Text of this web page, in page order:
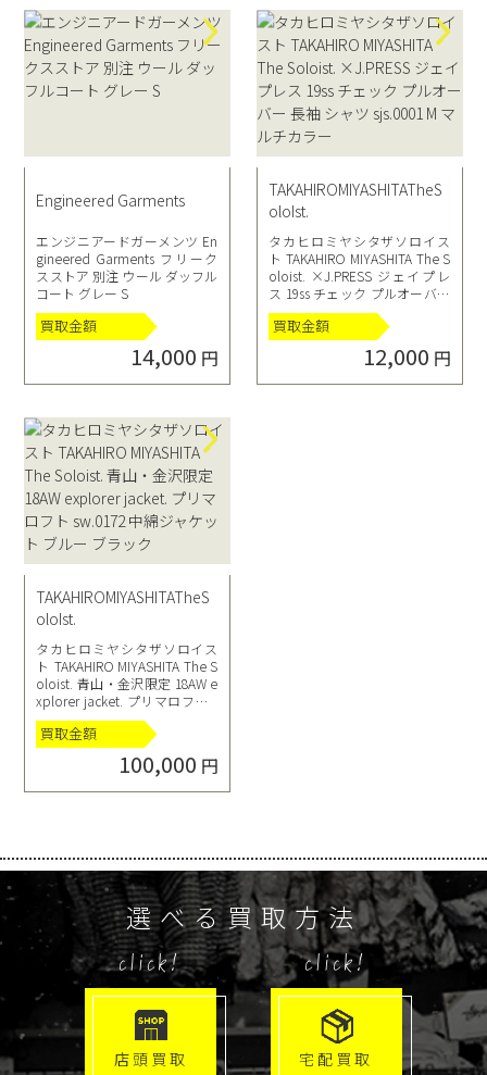
Engineered Garments
エンジニアードガーメンツ En
gineered Garments フリーク
スストア 別注 ウール ダッフル
コート グレー S
買取金額
14,000 円
TAKAHIROMIYASHITATheS
oloIst.
タカヒロミヤシタザソロイス
ト TAKAHIRO MIYASHITA The S
oloist. ×J.PRESS ジェイプレ
ス 19ss チェック プルオーバー
長袖 シャツ sjs.0001 M マルチ
カラー
買取金額
12,000 円
TAKAHIROMIYASHITATheS
oloIst.
タカヒロミヤシタザソロイス
ト TAKAHIRO MIYASHITA The S
oloist. 青山・金沢限定 18AW e
xplorer jacket. プリマロフト s
w.0172 中綿ジャケット ブルー
ブラック
買取金額
100,000 円
選べる買取方法
click!
店頭買取
click!
宅配買取